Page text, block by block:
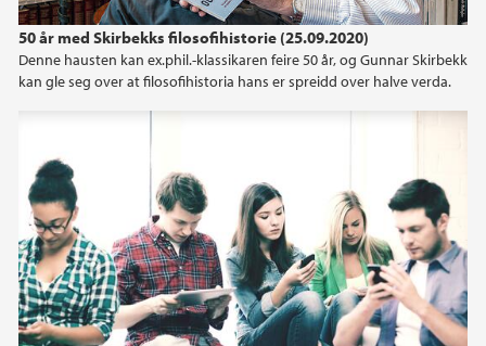
50 år med Skirbekks filosofihistorie (25.09.2020)
Denne hausten kan ex.phil.-klassikaren feire 50 år, og Gunnar Skirbekk
kan gle seg over at filosofihistoria hans er spreidd over halve verda.
2019
2018
2016
2015